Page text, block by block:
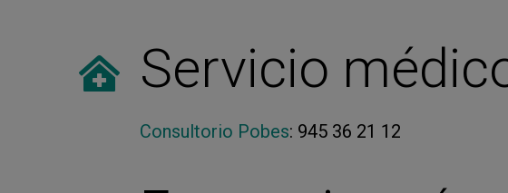
Servicio
Consultorio Pobes: 945 36 21 12